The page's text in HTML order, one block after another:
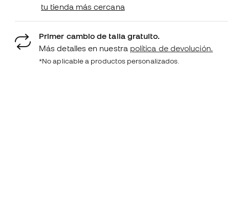
tu tienda más cercana
Primer cambio de talla gratuito.
Más detalles en nuestra política de devolución.
*No aplicable a productos personalizados.